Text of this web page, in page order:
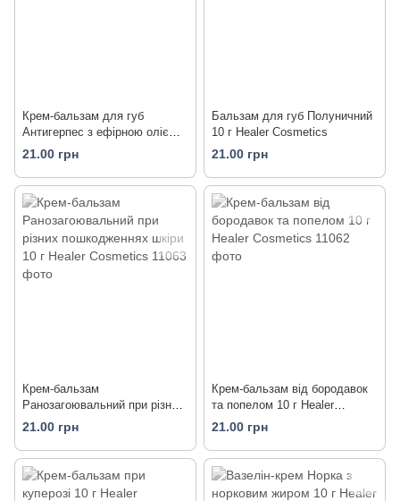
Крем-бальзам для губ
Антигерпес з ефірною олією
меліси 10 г Healer Cosmetics
21.00 грн
Бальзам для губ Полуничний
10 г Healer Cosmetics
21.00 грн
Крем-бальзам
Ранозагоювальний при різних
пошкодженнях шкіри 10 г
Healer Cosmetics
21.00 грн
Крем-бальзам від бородавок
та попелом 10 г Healer
Cosmetics
21.00 грн